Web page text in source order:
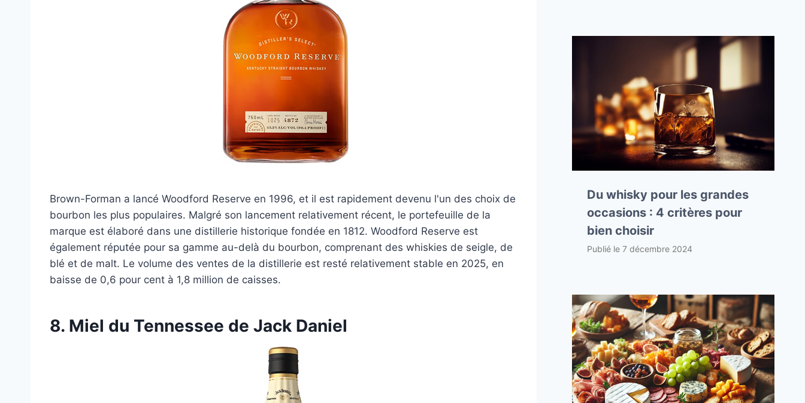
Brown-Forman a lancé Woodford Reserve en 1996, et il est rapidement devenu l'un des choix de
bourbon les plus populaires. Malgré son lancement relativement récent, le portefeuille de la
marque est élaboré dans une distillerie historique fondée en 1812. Woodford Reserve est
également réputée pour sa gamme au-delà du bourbon, comprenant des whiskies de seigle, de
blé et de malt. Le volume des ventes de la distillerie est resté relativement stable en 2025, en
baisse de 0,6 pour cent à 1,8 million de caisses.
8. Miel du Tennessee de Jack Daniel
Du whisky pour les grandes
occasions : 4 critères pour
bien choisir
Publié le7 décembre 2024